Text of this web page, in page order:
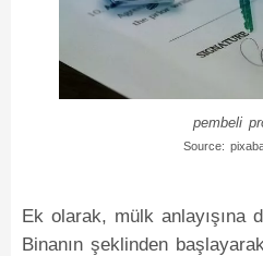
pembeli
Source:
Ek olarak, mülk anlayışına
Binanın şeklinden